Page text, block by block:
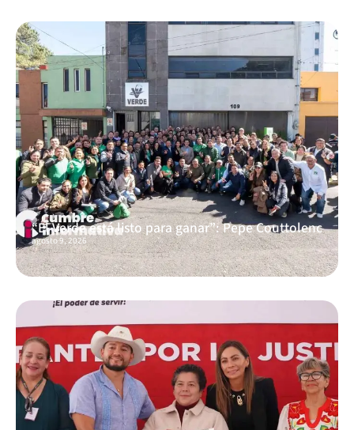
“El Verde está listo para ganar”: Pepe Couttolenc
agosto 9, 2026